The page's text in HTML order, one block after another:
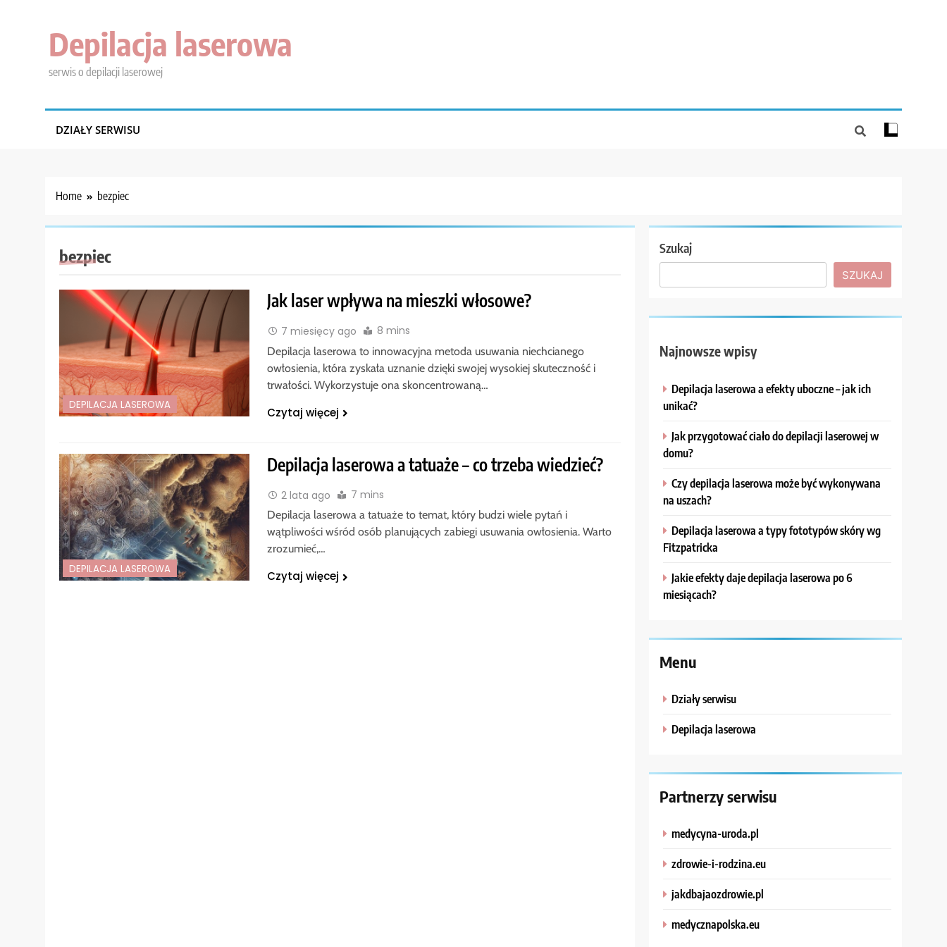
Depilacja laserowa
serwis o depilacji laserowej
DZIAŁY SERWISU
Home bezpiec
bezpiec
DEPILACJA LASEROWA
Jak laser wpływa na mieszki włosowe?
7 miesięcy ago 8 mins
Depilacja laserowa to innowacyjna metoda usuwania niechcianego
owłosienia, która zyskała uznanie dzięki swojej wysokiej skuteczność i
trwałości. Wykorzystuje ona skoncentrowaną…
Czytaj więcej
DEPILACJA LASEROWA
Depilacja laserowa a tatuaże – co trzeba wiedzieć?
2 lata ago 7 mins
Depilacja laserowa a tatuaże to temat, który budzi wiele pytań i
wątpliwości wśród osób planujących zabiegi usuwania owłosienia. Warto
zrozumieć,…
Czytaj więcej
Szukaj
SZUKAJ
Najnowsze wpisy
Depilacja laserowa a efekty uboczne – jak ich
unikać?
Jak przygotować ciało do depilacji laserowej w
domu?
Czy depilacja laserowa może być wykonywana
na uszach?
Depilacja laserowa a typy fototypów skóry wg
Fitzpatricka
Jakie efekty daje depilacja laserowa po 6
miesiącach?
Menu
Działy serwisu
Depilacja laserowa
Partnerzy serwisu
medycyna-uroda.pl
zdrowie-i-rodzina.eu
jakdbajaozdrowie.pl
medycznapolska.eu